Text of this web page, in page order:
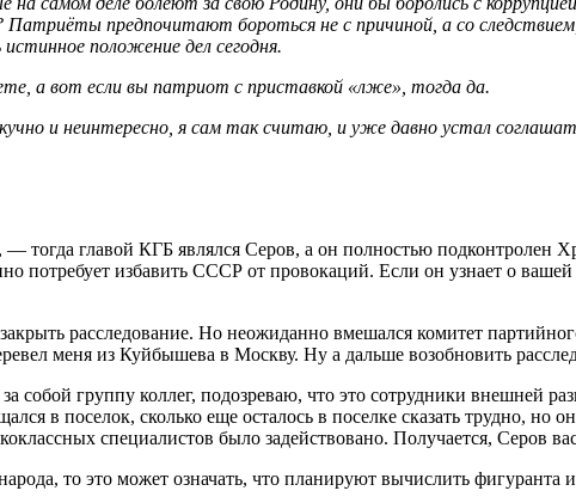
предпочитают бороться не с причиной, а со
положение дел сегодня.
а вот если вы патриот с приставкой «лже», тогда да.
и неинтересно, я сам так считаю, и уже давно устал
главой КГБ являлся Серов, а он полностью подконтролен
потребует избавить СССР от провокаций. Если он узнает о
расследование. Но неожиданно вмешался комитет
меня из Куйбышева в Москву. Ну а дальше возобновить
группу коллег, подозреваю, что это сотрудники внешней
в поселок, сколько еще осталось в поселке сказать трудно, но
специалистов было задействовано. Получается, Серов
то это может означать, что планируют вычислить фигуранта